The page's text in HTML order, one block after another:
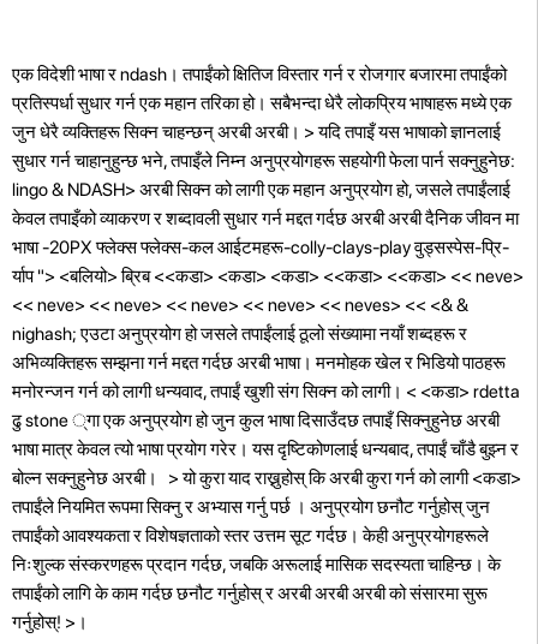
एक विदेशी भाषा र ndash। तपाईंको क्षितिज विस्तार गर्न र रोजगार बजारमा तपाईंको
प्रतिस्पर्धा सुधार गर्न एक महान तरिका हो। सबैभन्दा धेरै लोकप्रिय भाषाहरू मध्ये एक
जुन धेरै व्यक्तिहरू सिक्न चाहन्छन् अरबी अरबी। > यदि तपाइँ यस भाषाको ज्ञानलाई
सुधार गर्न चाहानुहुन्छ भने, तपाइँले निम्न अनुप्रयोगहरू सहयोगी फेला पार्न सक्नुहुनेछ:
lingo& NDASH> अरबी सिक्न को लागी एक महान अनुप्रयोग हो, जसले तपाईंलाई
केवल तपाइँको व्याकरण र शब्दावली सुधार गर्न मद्दत गर्दछ अरबी अरबी दैनिक जीवन मा
भाषा -20PX फ्लेक्स फ्लेक्स-कल आईटमहरू-colly-clays-play वुड्सस्पेस-प्रि-
र्याप "> <बलियो> ब्रिब<<कडा> <कडा> <कडा> <<कडा> <<कडा> << neve>
<< neve> << neve> << neve> << neve> << neves> << <& &
nighash; एउटा अनुप्रयोग हो जसले तपाईंलाई ठूलो संख्यामा नयाँ शब्दहरू र
अभिव्यक्तिहरू सम्झना गर्न मद्दत गर्दछ अरबी भाषा। मनमोहक खेल र भिडियो पाठहरू
मनोरन्जन गर्न को लागी धन्यवाद, तपाईं खुशी संग सिक्न को लागी। < <कडा> rdetta
ढु stone ्गा एक अनुप्रयोग हो जुन कुल भाषा दिसाउँदछ तपाइँ सिक्नुहुनेछ अरबी
भाषा मात्र केवल त्यो भाषा प्रयोग गरेर। यस दृष्टिकोणलाई धन्यबाद, तपाईं चाँडै बुझ्न र
बोल्न सक्नुहुनेछ अरबी।
> यो कुरा याद राख्नुहोस् कि अरबी कुरा गर्न को लागी <कडा>
तपाईंले नियमित रूपमा सिक्नु र अभ्यास गर्नु पर्छ । अनुप्रयोग छनौट गर्नुहोस् जुन
तपाईंको आवश्यकता र विशेषज्ञताको स्तर उत्तम सूट गर्दछ। केही अनुप्रयोगहरूले
निःशुल्क संस्करणहरू प्रदान गर्दछ, जबकि अरूलाई मासिक सदस्यता चाहिन्छ। के
तपाईंको लागि के काम गर्दछ छनौट गर्नुहोस् र अरबी अरबी अरबी को संसारमा सुरू
गर्नुहोस्! >।